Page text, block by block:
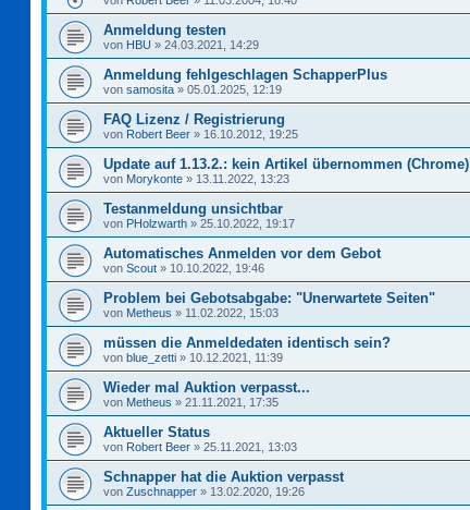
Anmeldung testen
von HBU » 24.03.2021, 14:29
Anmeldung fehlgeschlagen SchapperPlus
von samosita » 05.01.2025, 12:19
FAQ Lizenz / Registrierung
von Robert Beer » 16.10.2012, 19:25
Update auf 1.13.2.: kein Artikel übernommen (Chrome)
von Morykonte » 13.11.2022, 13:23
Testanmeldung unsichtbar
von PHolzwarth » 25.10.2022, 19:17
Automatisches Anmelden vor dem Gebot
von Scout » 10.10.2022, 19:46
Problem bei Gebotsabgabe: "Unerwartete Seiten"
von Metheus » 11.02.2022, 15:03
müssen die Anmeldedaten identisch sein?
von blue_zetti » 10.12.2021, 11:39
Wieder mal Auktion verpasst...
von Metheus » 21.11.2021, 17:35
Aktueller Status
von Robert Beer » 25.11.2021, 13:03
Schnapper hat die Auktion verpasst
von Zuschnapper » 13.02.2020, 19:26